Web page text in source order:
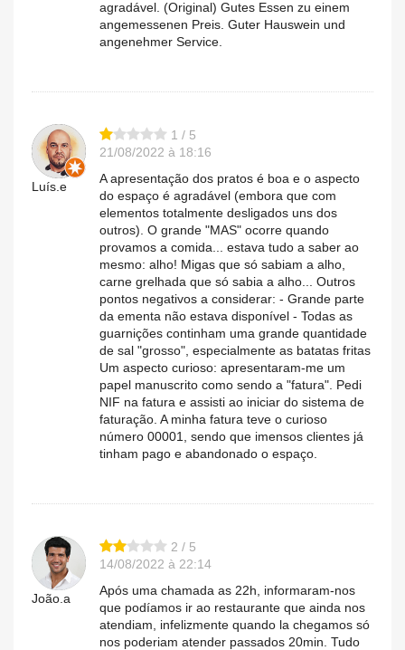
agradável. (Original) Gutes Essen zu einem
angemessenen Preis. Guter Hauswein und
angenehmer Service.
Luís.e
1 / 5
21/08/2022 à 18:16
A apresentação dos pratos é boa e o aspecto
do espaço é agradável (embora que com
elementos totalmente desligados uns dos
outros). O grande "MAS" ocorre quando
provamos a comida... estava tudo a saber ao
mesmo: alho! Migas que só sabiam a alho,
carne grelhada que só sabia a alho... Outros
pontos negativos a considerar: - Grande parte
da ementa não estava disponível - Todas as
guarnições continham uma grande quantidade
de sal "grosso", especialmente as batatas fritas
Um aspecto curioso: apresentaram-me um
papel manuscrito como sendo a "fatura". Pedi
NIF na fatura e assisti ao iniciar do sistema de
faturação. A minha fatura teve o curioso
número 00001, sendo que imensos clientes já
tinham pago e abandonado o espaço.
João.a
2 / 5
14/08/2022 à 22:14
Após uma chamada as 22h, informaram-nos
que podíamos ir ao restaurante que ainda nos
atendiam, infelizmente quando la chegamos só
nos poderiam atender passados 20min. Tudo